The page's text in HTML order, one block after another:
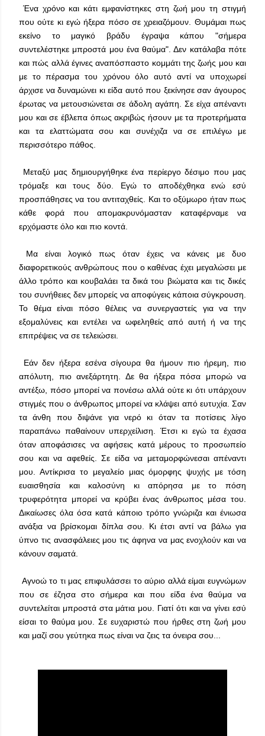
Ένα χρόνο και κάτι εμφανίστηκες στη ζωή μου τη στιγμή
που ούτε κι εγώ ήξερα πόσο σε χρειαζόμουν. Θυμάμαι πως
εκείνο το μαγικό βράδυ έγραψα κάπου "σήμερα
συντελέστηκε μπροστά μου ένα θαύμα". Δεν κατάλαβα πότε
και πώς αλλά έγινες αναπόσπαστο κομμάτι της ζωής μου και
με το πέρασμα του χρόνου όλο αυτό αντί να υποχωρεί
άρχισε να δυναμώνει κι είδα αυτό που ξεκίνησε σαν άγουρος
έρωτας να μετουσιώνεται σε άδολη αγάπη. Σε είχα απέναντι
μου και σε έβλεπα όπως ακριβώς ήσουν με τα προτερήματα
και τα ελαττώματα σου και συνέχιζα να σε επιλέγω με
περισσότερο πάθος.
Μεταξύ μας δημιουργήθηκε ένα περίεργο δέσιμο που μας
τρόμαξε και τους δύο. Εγώ το αποδέχθηκα ενώ εσύ
προσπάθησες να του αντιταχθείς. Και το οξύμωρο ήταν πως
κάθε φορά που απομακρυνόμασταν καταφέρναμε να
ερχόμαστε όλο και πιο κοντά.
Μα είναι λογικό πως όταν έχεις να κάνεις με δυο
διαφορετικούς ανθρώπους που ο καθένας έχει μεγαλώσει με
άλλο τρόπο και κουβαλάει τα δικά του βιώματα και τις δικές
του συνήθειες δεν μπορείς να αποφύγεις κάποια σύγκρουση.
Το θέμα είναι πόσο θέλεις να συνεργαστείς για να την
εξομαλύνεις και εντέλει να ωφεληθείς από αυτή ή να της
επιτρέψεις να σε τελειώσει.
Εάν δεν ήξερα εσένα σίγουρα θα ήμουν πιο ήρεμη, πιο
απόλυτη, πιο ανεξάρτητη. Δε θα ήξερα πόσα μπορώ να
αντέξω, πόσο μπορεί να πονέσω αλλά ούτε κι ότι υπάρχουν
στιγμές που ο άνθρωπος μπορεί να κλάψει από ευτυχία. Σαν
τα άνθη που διψάνε για νερό κι όταν τα ποτίσεις λίγο
παραπάνω παθαίνουν υπερχείλιση. Έτσι κι εγώ τα έχασα
όταν αποφάσισες να αφήσεις κατά μέρους το προσωπείο
σου και να αφεθείς. Σε είδα να μεταμορφώνεσαι απέναντι
μου. Αντίκρισα το μεγαλείο μιας όμορφης ψυχής με τόση
ευαισθησία και καλοσύνη κι απόρησα με το πόση
τρυφερότητα μπορεί να κρύβει ένας άνθρωπος μέσα του.
Δικαίωσες όλα όσα κατά κάποιο τρόπο γνώριζα και ένιωσα
ανάξια να βρίσκομαι δίπλα σου. Κι έτσι αντί να βάλω για
ύπνο τις ανασφάλειες μου τις άφηνα να μας ενοχλούν και να
κάνουν σαματά.
Αγνοώ το τι μας επιφυλάσσει το αύριο αλλά είμαι ευγνώμων
που σε έζησα στο σήμερα και που είδα ένα θαύμα να
συντελείται μπροστά στα μάτια μου. Γιατί ότι και να γίνει εσύ
είσαι το θαύμα μου. Σε ευχαριστώ που ήρθες στη ζωή μου
και μαζί σου γεύτηκα πως είναι να ζεις τα όνειρα σου...